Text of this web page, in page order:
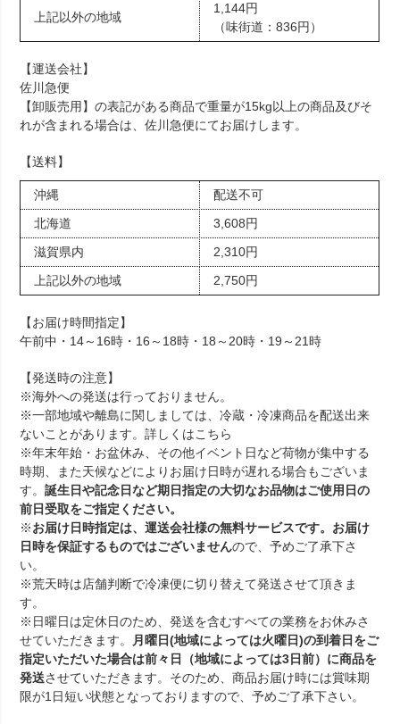
上記以外の地域
1,144円
（味街道：836円）
【運送会社】
佐川急便
【卸販売用】の表記がある商品で重量が15kg以上の商品及びそ
れが含まれる場合は、佐川急便にてお届けします。
【送料】
沖縄
配送不可
北海道
3,608円
滋賀県内
2,310円
上記以外の地域
2,750円
【お届け時間指定】
午前中・14～16時・16～18時・18～20時・19～21時
【発送時の注意】
※海外への発送は行っておりません。
※一部地域や離島に関しましては、冷蔵・冷凍商品を配送出来
ないことがあります。詳しくはこちら
※年末年始・お盆休み、その他イベント日など荷物が集中する
時期、また天候などによりお届け日時が遅れる場合もございま
す。誕生日や記念日など期日指定の大切なお品物はご使用日の
前日受取をご指定ください。
※お届け日時指定は、運送会社様の無料サービスです。お届け
日時を保証するものではございませんので、予めご了承下さ
い。
※荒天時は店舗判断で冷凍便に切り替えて発送させて頂きま
す。
※日曜日は定休日のため、発送を含むすべての業務をお休みさ
せていただきます。
月曜日(地域によっては火曜日)の到着日をご
指定いただいた場合は前々日（地域によっては3日前）に商品を
発送させていただきます。そのため、商品お届け時には賞味期
限が1日短い状態となっておりますので、予めご了承下さい。